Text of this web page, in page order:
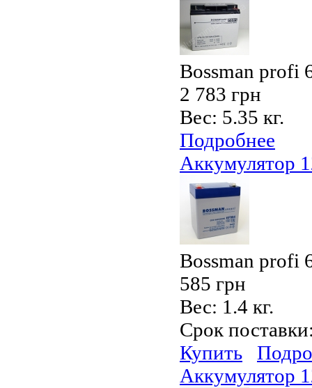
Bossman profi
2 783 грн
Вес: 5.35 кг.
Подробнее
Аккумулятор
Bossman profi
585 грн
Вес: 1.4 кг.
Срок
Купить
Аккумулятор